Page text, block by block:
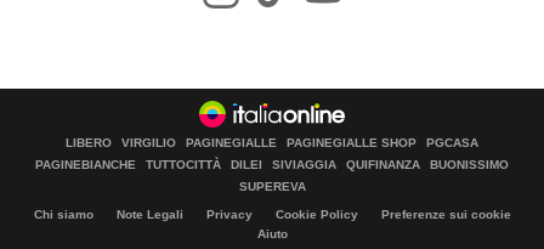
LIBERO VIRGILIO PAGINEGIALLE PAGINEGIALLE SHOP
PGCASA
PAGINEBIANCHE
TUTTOCITTÀ DILEI SIVIAGGIA QUIFINANZA
BUONISSIMO
SUPEREVA
Chi siamo Note Legali Privacy Cookie Policy
Preferenze sui cookie
Aiuto